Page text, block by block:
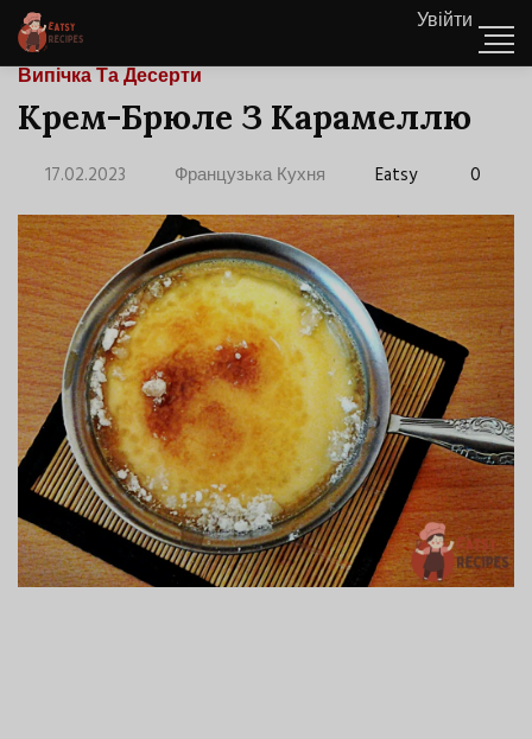
Увійти
Випічка Та Десерти
Крем-Брюле З Карамеллю
17.02.2023 Французька Кухня Eatsy 0